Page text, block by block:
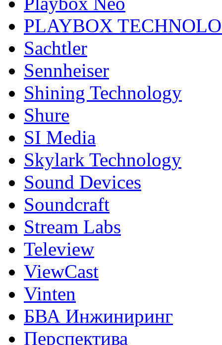
PLAYBOX
Sachtler
Sennheiser
Shining Technology
Shure
SI Media
Skylark Technology
Sound Devices
Soundcraft
Stream Labs
Teleview
ViewCast
Vinten
БВА Инжиниринг
Перспектива